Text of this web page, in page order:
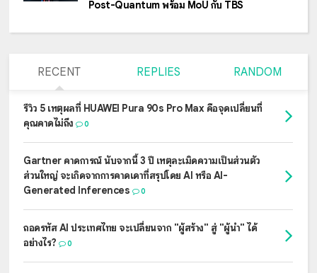
Post-Quantum พร้อม MoU กับ TBS
RECENT REPLIES RANDOM
รีวิว 5 เหตุผลที่ HUAWEI Pura 90s Pro Max คือจุดเปลี่ยนที่
คุณคาดไม่ถึง
0
Gartner คาดการณ์ นับจากนี้ 3 ปี เหตุละเมิดความเป็นส่วนตัว
ส่วนใหญ่ จะเกิดจากการคาดเดาที่สรุปโดย AI หรือ AI-
Generated Inferences
0
ถอดรหัส AI ประเทศไทย จะเปลี่ยนจาก "ผู้สร้าง" สู่ "ผู้นำ" ได้
อย่างไร?
0